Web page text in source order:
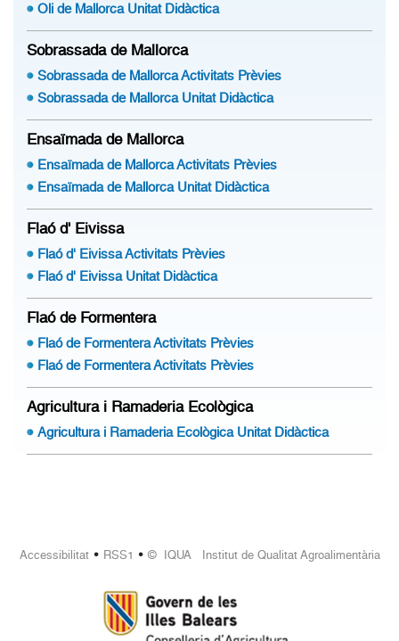
Oli de Mallorca Unitat Didàctica
Sobrassada de Mallorca
Sobrassada de Mallorca Activitats Prèvies
Sobrassada de Mallorca Unitat Didàctica
Ensaïmada de Mallorca
Ensaïmada de Mallorca Activitats Prèvies
Ensaïmada de Mallorca Unitat Didàctica
Flaó d' Eivissa
Flaó d' Eivissa Activitats Prèvies
Flaó d' Eivissa Unitat Didàctica
Flaó de Formentera
Flaó de Formentera Activitats Prèvies
Flaó de Formentera Activitats Prèvies
Agricultura i Ramaderia Ecològica
Agricultura i Ramaderia Ecològica Unitat Didàctica
Accessibilitat• RSS1 • © IQUA Institut de Qualitat Agroalimentària